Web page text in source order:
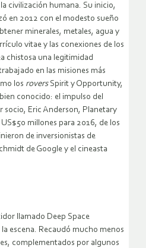
civilización humana. Su inicio,
en 2012 con el modesto sueño
minerales, metales, agua y
vitae y las conexiones de los
chistosa una legitimidad
en las misiones más
los roversSpirit y Opportunity,
conocido: el impulso del
Eric Anderson, Planetary
millones para 2016, de los
de inversionistas de
de Google y el cineasta
llamado Deep Space
escena. Recaudó mucho menos
complementados por algunos